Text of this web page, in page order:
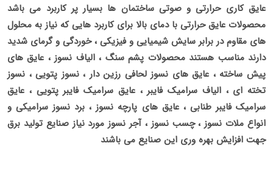
عایق کاری حرارتی و صوتی ساختمان ها بسیار پر کاربرد می باشد
محصولات عایق حرارتی با دمای بالا برای کاربرد هایی که نیاز به محلول
های مقاوم در برابر سایش شیمیایی و فیزیکی ، خوردگی و گرمای شدید
دارند مناسب هستند محصولات پشم سنگ ، الیاف نسوز ، عایق های
پیش ساخته ، عایق های نسوز لحافی رزین دار ، نسوز پتویی ، نسوز
تخته ای ، الیاف سرامیک فایبر ، عایق سرامیک فایبر پتویی ، عایق
سرامیک فایبر طنابی ، عایق های پارچه نسوز ، برد نسوز سرامیکی و
انواع ملات نسوز ، چسب نسوز ، آجر نسوز مورد نیاز صنایع تولید برق
جهت افزایش بهره وری این صنایع می باشند